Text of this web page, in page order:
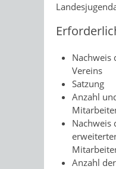
Nachweis
Vereins
Satzung
Anzahl
Nachweis
Anzahl